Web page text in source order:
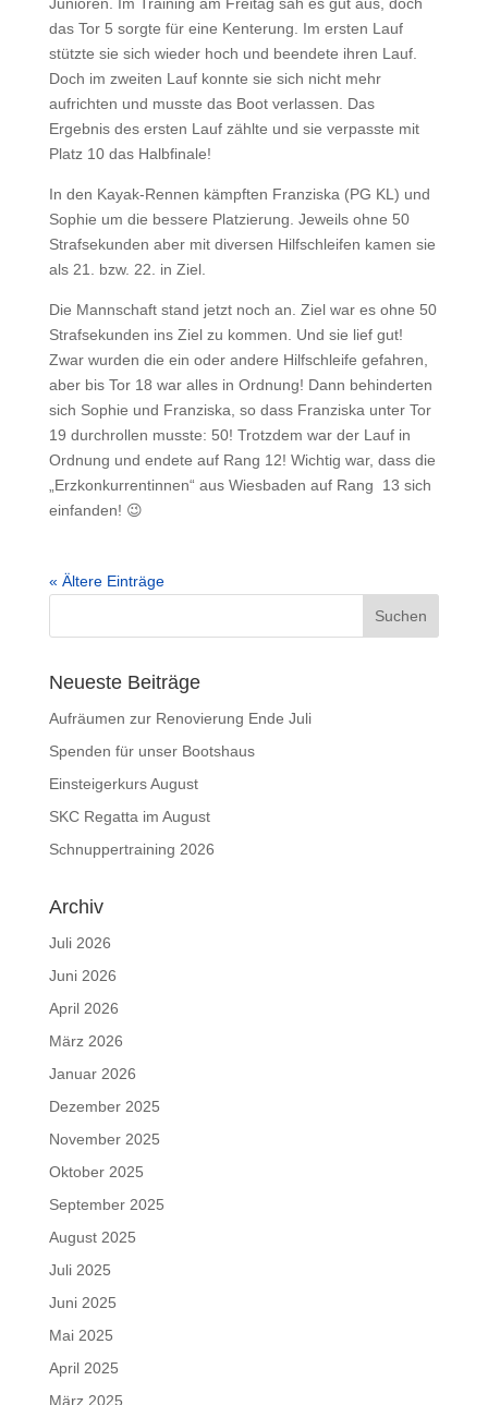
das Tor 5 sorgte für eine Kenterung. Im ersten Lauf
stützte sie sich wieder hoch und beendete ihren Lauf.
Doch im zweiten Lauf konnte sie sich nicht mehr
aufrichten und musste das Boot verlassen. Das
Ergebnis des ersten Lauf zählte und sie verpasste mit
Platz 10 das Halbfinale!
In den Kayak-Rennen kämpften Franziska (PG KL) und
Sophie um die bessere Platzierung. Jeweils ohne 50
Strafsekunden aber mit diversen Hilfschleifen kamen sie
als 21. bzw. 22. in Ziel.
Die Mannschaft stand jetzt noch an. Ziel war es ohne 50
Strafsekunden ins Ziel zu kommen. Und sie lief gut!
Zwar wurden die ein oder andere Hilfschleife gefahren,
aber bis Tor 18 war alles in Ordnung! Dann behinderten
sich Sophie und Franziska, so dass Franziska unter Tor
19 durchrollen musste: 50! Trotzdem war der Lauf in
Ordnung und endete auf Rang 12! Wichtig war, dass die
„Erzkonkurrentinnen“ aus Wiesbaden auf Rang 13 sich
einfanden! 😉
« Ältere Einträge
Neueste Beiträge
Aufräumen zur Renovierung Ende Juli
Spenden für unser Bootshaus
Einsteigerkurs August
SKC Regatta im August
Schnuppertraining 2026
Archiv
Juli 2026
Juni 2026
April 2026
März 2026
Januar 2026
Dezember 2025
November 2025
Oktober 2025
September 2025
August 2025
Juli 2025
Juni 2025
Mai 2025
April 2025
März 2025